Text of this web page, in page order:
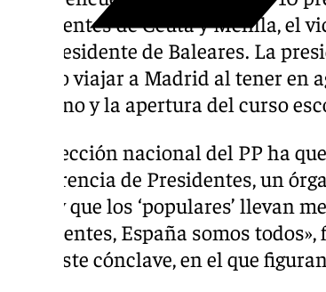
presidentes de Ceuta y Melilla, el
vicepresidente de Baleares. La
podido viajar a Madrid al tener en
gobierno y la apertura del curso
La dirección nacional del PP ha
Conferencia de Presidentes, un
2022 y que los ‘populares’ llevan
Presidentes, España somos
para este cónclave, en el que